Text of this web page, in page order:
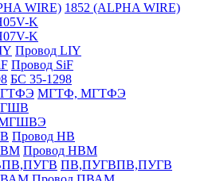
1852 (ALPHA WIRE)
K
K
Провод LIY
Провод SiF
БС 35-1298
МГТФ, МГТФЭ
Провод НВ
Провод НВМ
ПВ,ПУГВПВ,ПУГВ